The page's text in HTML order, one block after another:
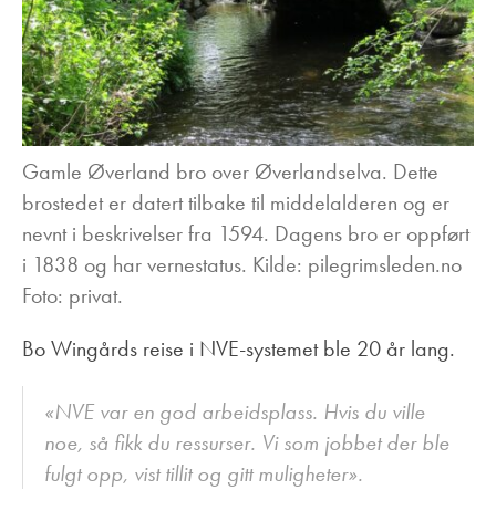
Gamle Øverland bro over Øverlandselva. Dette
brostedet er datert tilbake til middelalderen og er
nevnt i beskrivelser fra 1594. Dagens bro er oppført
i 1838 og har vernestatus. Kilde: pilegrimsleden.no
Foto: privat.
Bo Wingårds reise i NVE-systemet ble 20 år lang.
«NVE var en god arbeidsplass. Hvis du ville
noe, så fikk du ressurser. Vi som jobbet der ble
fulgt opp, vist tillit og gitt muligheter».